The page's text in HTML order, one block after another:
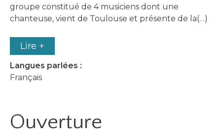
groupe constitué de 4 musiciens dont une
chanteuse, vient de Toulouse et présente de la(…)
Lire +
Langues parlées :
Français
Ouverture